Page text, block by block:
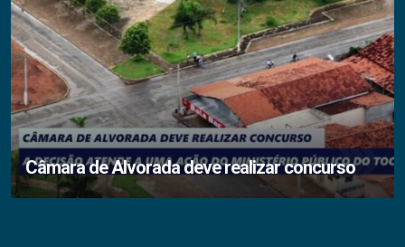
Câmara de Alvorada deve realizar concurso